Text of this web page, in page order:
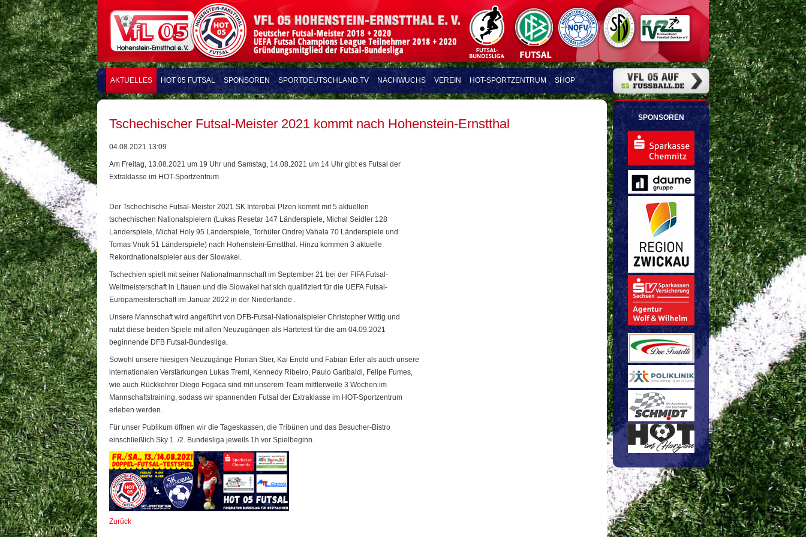
AKTUELLES HOT 05 FUTSAL SPONSOREN SPORTDEUTSCHLAND.TV NACHWUCHS VEREIN HOT-SPORTZENTRUM SHOP
SPONSOREN
Tschechischer Futsal-Meister 2021 kommt nach Hohenstein-Ernstthal
04.08.2021 13:09
Am Freitag, 13.08.2021 um 19 Uhr und Samstag, 14.08.2021 um 14 Uhr gibt es Futsal der
Extraklasse im HOT-Sportzentrum.
Der Tschechische Futsal-Meister 2021 SK Interobal Plzen kommt mit 5 aktuellen
tschechischen Nationalspielern (Lukas Resetar 147 Länderspiele, Michal Seidler 128
Länderspiele, Michal Holy 95 Länderspiele, Torhüter Ondrej Vahala 70 Länderspiele und
Tomas Vnuk 51 Länderspiele) nach Hohenstein-Ernstthal. Hinzu kommen 3 aktuelle
Rekordnationalspieler aus der Slowakei.
Tschechien spielt mit seiner Nationalmannschaft im September 21 bei der FIFA Futsal-
Weltmeisterschaft in Litauen und die Slowakei hat sich qualifiziert für die UEFA Futsal-
Europameisterschaft im Januar 2022 in der Niederlande .
Unsere Mannschaft wird angeführt von DFB-Futsal-Nationalspieler Christopher Wittig und
nutzt diese beiden Spiele mit allen Neuzugängen als Härtetest für die am 04.09.2021
beginnende DFB Futsal-Bundesliga.
Sowohl unsere hiesigen Neuzugänge Florian Stier, Kai Enold und Fabian Erler als auch unsere
internationalen Verstärkungen Lukas Treml, Kennedy Ribeiro, Paulo Garibaldi, Felipe Fumes,
wie auch Rückkehrer Diego Fogaca sind mit unserem Team mittlerweile 3 Wochen im
Mannschaftstraining, sodass wir spannenden Futsal der Extraklasse im HOT-Sportzentrum
erleben werden.
Für unser Publikum öffnen wir die Tageskassen, die Tribünen und das Besucher-Bistro
einschließlich Sky 1. /2. Bundesliga jeweils 1h vor Spielbeginn.
Zurück